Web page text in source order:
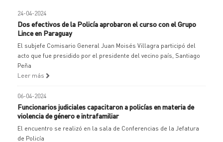
24-04-2024
Dos efectivos de la Policía aprobaron el curso con el Grupo
Lince en Paraguay
El subjefe Comisario General Juan Moisés Villagra participó del
acto que fue presidido por el presidente del vecino país, Santiago
Peña
Leer más
06-04-2024
Funcionarios judiciales capacitaron a policías en materia de
violencia de género e intrafamiliar
El encuentro se realizó en la sala de Conferencias de la Jefatura
de Policía